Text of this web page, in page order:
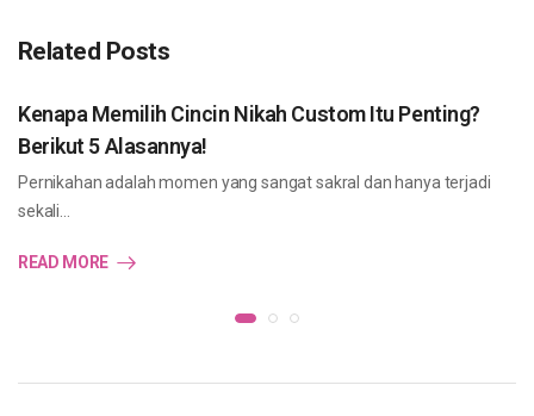
Related Posts
Kenapa Memilih Cincin Nikah Custom Itu Penting?
Berikut 5 Alasannya!
Pernikahan adalah momen yang sangat sakral dan hanya terjadi
sekali…
READ MORE